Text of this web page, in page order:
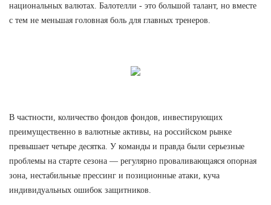
национальных валютах. Балотелли - это большой талант, но вместе
с тем не меньшая головная боль для главных тренеров.
В частности, количество фондов фондов, инвестирующих
преимущественно в валютные активы, на российском рынке
превышает четыре десятка. У команды и правда были серьезные
проблемы на старте сезона — регулярно проваливающаяся опорная
зона, нестабильные прессинг и позиционные атаки, куча
индивидуальных ошибок защитников.